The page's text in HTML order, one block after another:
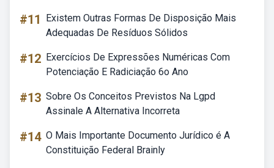
#11
Existem Outras Formas De Disposição Mais
Adequadas De Resíduos Sólidos
#12 Exercícios De Expressões Numéricas Com
Potenciação E Radiciação 6o Ano
#13 Sobre Os Conceitos Previstos Na Lgpd
Assinale A Alternativa Incorreta
#14 O Mais Importante Documento Jurídico é A
Constituição Federal Brainly